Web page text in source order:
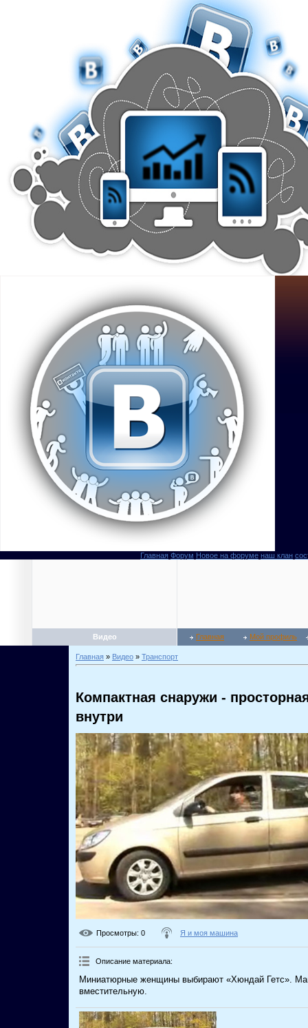
Главная Форум Новое на форуме наш клан
Видео Главная Мой профиль
Главная » Видео » Транспорт
Компактная снаружи -
внутри
Просмотры: 0 Я и моя машина
Описание материала:
Миниатюрные женщины выбирают «Хюндай Гетс».
вместительную.